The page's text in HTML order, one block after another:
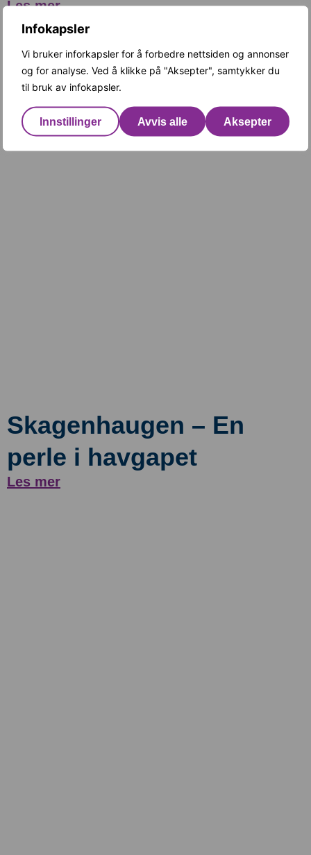
Infokapsler
Vi bruker inforkapsler for å forbedre nettsiden og annonser
og for analyse. Ved å klikke på "Aksepter", samtykker du
til bruk av infokapsler.
Innstillinger Avvis alle Aksepter
Les mer
Skagenhaugen – En
perle i havgapet
Les mer